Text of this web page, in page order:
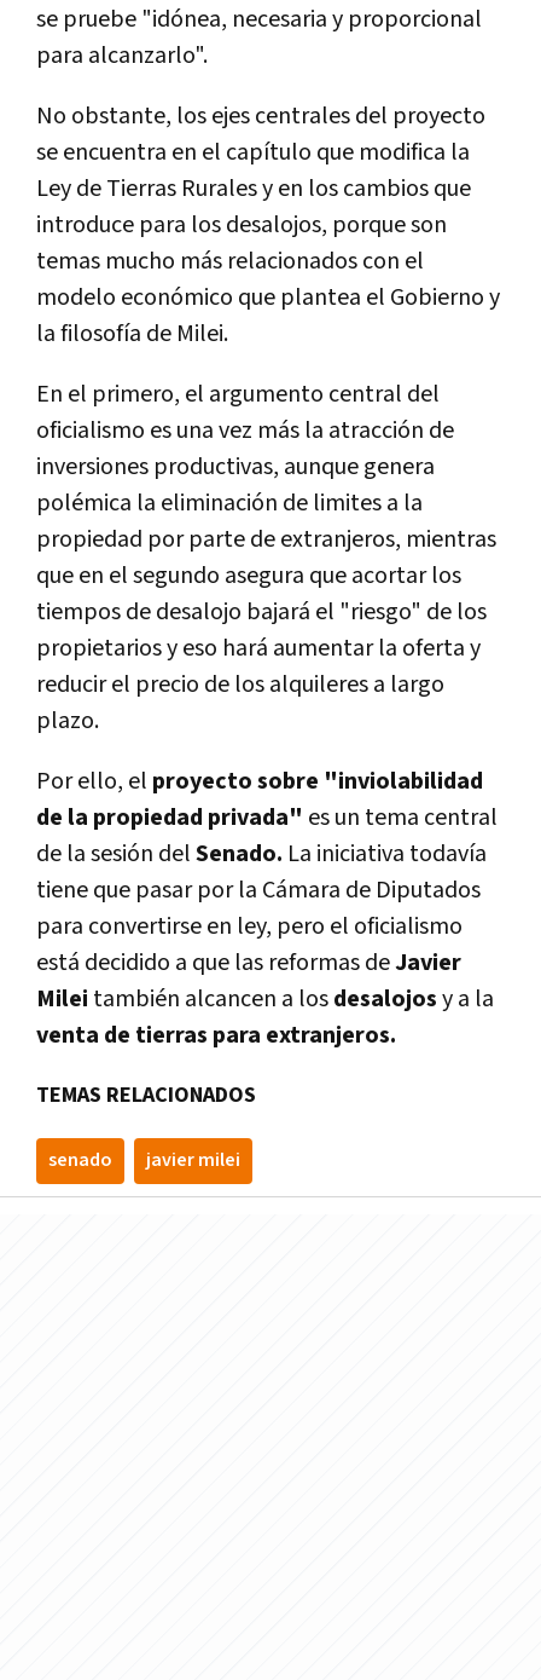
se pruebe "idónea, necesaria y proporcional
para alcanzarlo".
No obstante, los ejes centrales del proyecto
se encuentra en el capítulo que modifica la
Ley de Tierras Rurales y en los cambios que
introduce para los desalojos, porque son
temas mucho más relacionados con el
modelo económico que plantea el Gobierno y
la filosofía de Milei.
En el primero, el argumento central del
oficialismo es una vez más la atracción de
inversiones productivas, aunque genera
polémica la eliminación de limites a la
propiedad por parte de extranjeros, mientras
que en el segundo asegura que acortar los
tiempos de desalojo bajará el "riesgo" de los
propietarios y eso hará aumentar la oferta y
reducir el precio de los alquileres a largo
plazo.
Por ello, el proyecto sobre "inviolabilidad
de la propiedad privada" es un tema central
de la sesión delSenado. La iniciativa todavía
tiene que pasar por la Cámara de Diputados
para convertirse en ley, pero el oficialismo
está decidido a que las reformas deJavier
Milei también alcancen a losdesalojosy a la
venta de tierras para extranjeros.
TEMAS RELACIONADOS
senado javier milei